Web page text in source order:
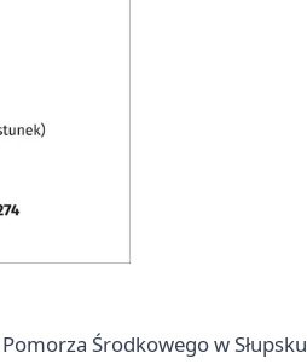
Środkowego w Słupsku